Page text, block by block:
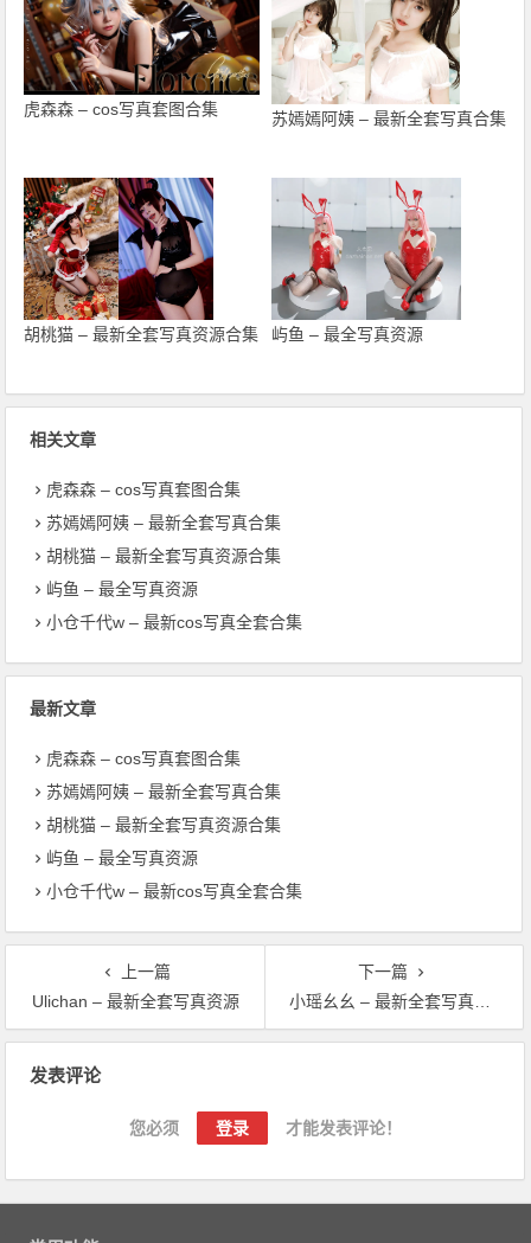
虎森森 – cos写真套图合集
苏嫣嫣阿姨 – 最新全套写真合集
胡桃猫 – 最新全套写真资源合集 屿鱼 – 最全写真资源
相关文章
虎森森 – cos写真套图合集
苏嫣嫣阿姨 – 最新全套写真合集
胡桃猫 – 最新全套写真资源合集
屿鱼 – 最全写真资源
小仓千代w – 最新cos写真全套合集
最新文章
虎森森 – cos写真套图合集
苏嫣嫣阿姨 – 最新全套写真合集
胡桃猫 – 最新全套写真资源合集
屿鱼 – 最全写真资源
小仓千代w – 最新cos写真全套合集
上一篇
Ulichan – 最新全套写真资源
下一篇
小瑶幺幺 – 最新全套写真资源
发表评论
您必须 登录 才能发表评论！